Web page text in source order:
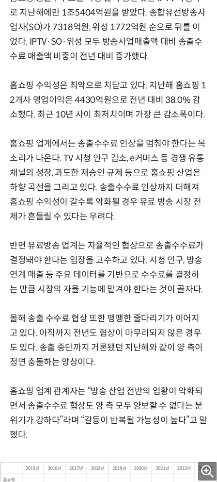
로 지난해에만 1조5404억원을 받았다. 종합유선방송사
업자(SO)가 7318억원, 위성 1772억원 순으로 뒤를 이
었다. IPTV·SO·위성 모두 방송사업매출액 대비 송출수
수료 매출액 비중이 전년 대비 증가했다.
홈쇼핑 수익성은 최악으로 치닫고 있다. 지난해 홈쇼핑 1
2개사 영업이익은 4430억원으로 전년 대비 38.0% 감
소했다. 최근 10년 사이 최저치이며 가장 큰 감소폭이다.
홈쇼핑 업계에서는 송출수수료 인상을 멈춰야 한다는 목
소리가 나온다. TV 시청 인구 감소, e커머스 등 경쟁 유통
채널의 성장, 과도한 재승인 규제 등으로 홈쇼핑 산업은
하향 곡선을 그리고 있다. 송출수수료 인상까지 더해져
홈쇼핑 수익성이 갈수록 악화될 경우 유료 방송 시장 전
체가 흔들릴 수 있다는 우려다.
반면 유료방송 업계는 자율적인 협상으로 송출수수료가
결정돼야 한다는 입장을 고수하고 있다. 시청 인구, 방송
연계 매출 등 주요 데이터를 기반으로 수수료를 결정하
는 만큼 시장의 자율 기능에 맡겨야 한다는 것이 골자다.
올해 송출 수수료 협상 또한 팽팽한 줄다리기가 이어지
고 있다. 아직까지 전년도 협상이 마무리되지 않은 경우
도 있다. 송출 중단까지 거론됐던 지난해와 같이 양 측이
정면 충돌하는 양상이다.
홈쇼핑 업계 관계자는 “방송 산업 전반의 업황이 악화되
면서 송출수수료 협상도 양 측 모두 양보할 수 없다는 분
위기가 강하다”라며 “갈등이 반복될 가능성이 높다”고 말
했다.